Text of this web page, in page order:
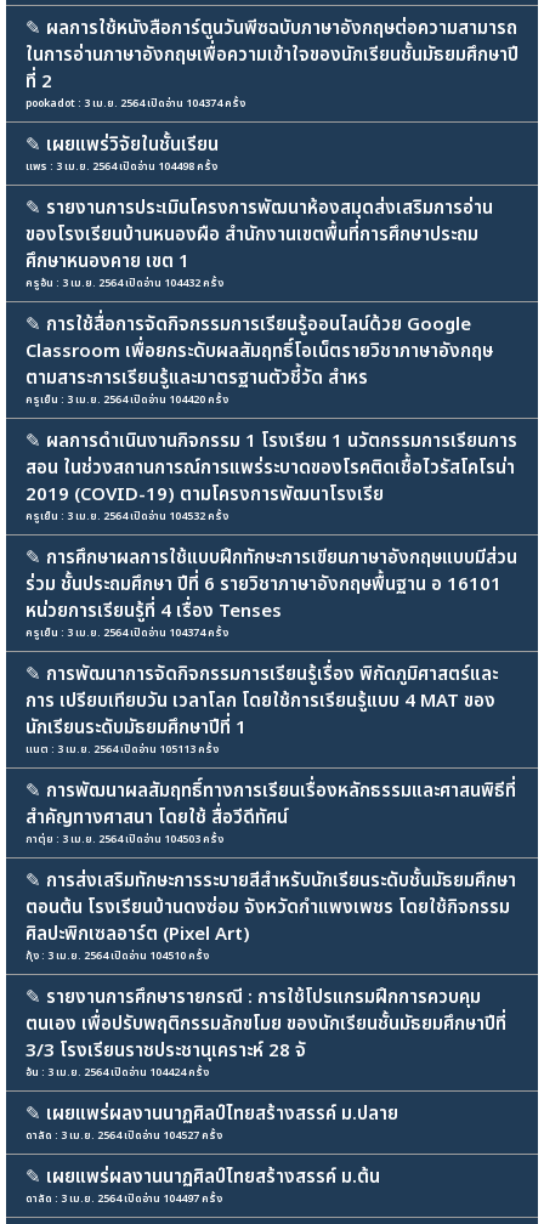
✎ ผลการใช้หนังสือการ์ตูนวันพีซฉบับภาษาอังกฤษต่อความสามารถ
ในการอ่านภาษาอังกฤษเพื่อความเข้าใจของนักเรียนชั้นมัธยมศึกษาปี
ที่ 2
pookadot : 3 เม.ย. 2564 เปิดอ่าน 104374 ครั้ง
✎ เผยแพร่วิจัยในชั้นเรียน
แพร : 3 เม.ย. 2564 เปิดอ่าน 104498 ครั้ง
✎ รายงานการประเมินโครงการพัฒนาห้องสมุดส่งเสริมการอ่าน
ของโรงเรียนบ้านหนองผือ สำนักงานเขตพื้นที่การศึกษาประถม
ศึกษาหนองคาย เขต 1
ครูอ้น : 3 เม.ย. 2564 เปิดอ่าน 104432 ครั้ง
✎ การใช้สื่อการจัดกิจกรรมการเรียนรู้ออนไลน์ด้วย Google
Classroom เพื่อยกระดับผลสัมฤทธิ์โอเน็ตรายวิชาภาษาอังกฤษ
ตามสาระการเรียนรู้และมาตรฐานตัวชี้วัด สำหร
ครูเย็น : 3 เม.ย. 2564 เปิดอ่าน 104420 ครั้ง
✎ ผลการดำเนินงานกิจกรรม 1 โรงเรียน 1 นวัตกรรมการเรียนการ
สอน ในช่วงสถานการณ์การแพร่ระบาดของโรคติดเชื้อไวรัสโคโรน่า
2019 (COVID-19) ตามโครงการพัฒนาโรงเรีย
ครูเย็น : 3 เม.ย. 2564 เปิดอ่าน 104532 ครั้ง
✎ การศึกษาผลการใช้แบบฝึกทักษะการเขียนภาษาอังกฤษแบบมีส่วน
ร่วม ชั้นประถมศึกษา ปีที่ 6 รายวิชาภาษาอังกฤษพื้นฐาน อ 16101
หน่วยการเรียนรู้ที่ 4 เรื่อง Tenses
ครูเย็น : 3 เม.ย. 2564 เปิดอ่าน 104374 ครั้ง
✎ การพัฒนาการจัดกิจกรรมการเรียนรู้เรื่อง พิกัดภูมิศาสตร์และ
การ เปรียบเทียบวัน เวลาโลก โดยใช้การเรียนรู้แบบ 4 MAT ของ
นักเรียนระดับมัธยมศึกษาปีที่ 1
แนต : 3 เม.ย. 2564 เปิดอ่าน 105113 ครั้ง
✎ การพัฒนาผลสัมฤทธิ์ทางการเรียนเรื่องหลักธรรมและศาสนพิธีที่
สำคัญทางศาสนา โดยใช้ สื่อวีดีทัศน์
กาตุ่ย : 3 เม.ย. 2564 เปิดอ่าน 104503 ครั้ง
✎ การส่งเสริมทักษะการระบายสีสำหรับนักเรียนระดับชั้นมัธยมศึกษา
ตอนต้น โรงเรียนบ้านดงซ่อม จังหวัดกำแพงเพชร โดยใช้กิจกรรม
ศิลปะพิกเซลอาร์ต (Pixel Art)
กุ้ง : 3 เม.ย. 2564 เปิดอ่าน 104510 ครั้ง
✎ รายงานการศึกษารายกรณี : การใช้โปรแกรมฝึกการควบคุม
ตนเอง เพื่อปรับพฤติกรรมลักขโมย ของนักเรียนชั้นมัธยมศึกษาปีที่
3/3 โรงเรียนราชประชานุเคราะห์ 28 จั
อ้น : 3 เม.ย. 2564 เปิดอ่าน 104424 ครั้ง
✎ เผยแพร่ผลงานนาฏศิลป์ไทยสร้างสรรค์ ม.ปลาย
ดาลัด : 3 เม.ย. 2564 เปิดอ่าน 104527 ครั้ง
✎ เผยแพร่ผลงานนาฏศิลป์ไทยสร้างสรรค์ ม.ต้น
ดาลัด : 3 เม.ย. 2564 เปิดอ่าน 104497 ครั้ง